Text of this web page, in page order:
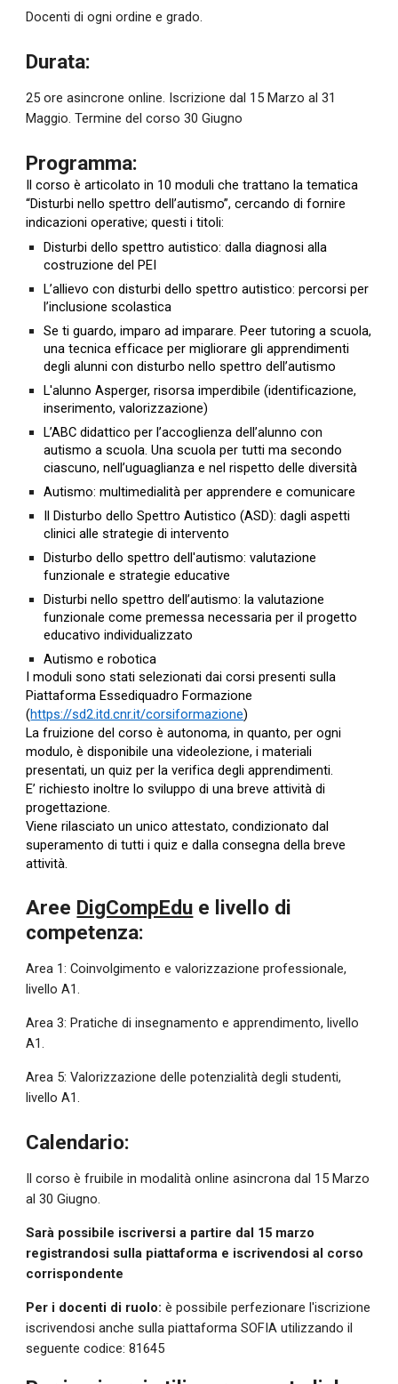
Docenti di ogni ordine e grado.
Durata:
25 ore asincrone online. Iscrizione dal 15 Marzo al 31
Maggio. Termine del corso 30 Giugno
Programma:
Il corso è articolato in 10 moduli che trattano la tematica
“Disturbi nello spettro dell’autismo”, cercando di fornire
indicazioni operative; questi i titoli:
Disturbi dello spettro autistico: dalla diagnosi alla
costruzione del PEI
L’allievo con disturbi dello spettro autistico: percorsi per
l’inclusione scolastica
Se ti guardo, imparo ad imparare. Peer tutoring a scuola,
una tecnica efficace per migliorare gli apprendimenti
degli alunni con disturbo nello spettro dell’autismo
L'alunno Asperger, risorsa imperdibile (identificazione,
inserimento, valorizzazione)
L’ABC didattico per l’accoglienza dell’alunno con
autismo a scuola. Una scuola per tutti ma secondo
ciascuno, nell’uguaglianza e nel rispetto delle diversità
Autismo: multimedialità per apprendere e comunicare
Il Disturbo dello Spettro Autistico (ASD): dagli aspetti
clinici alle strategie di intervento
Disturbo dello spettro dell'autismo: valutazione
funzionale e strategie educative
Disturbi nello spettro dell’autismo: la valutazione
funzionale come premessa necessaria per il progetto
educativo individualizzato
Autismo e robotica
I moduli sono stati selezionati dai corsi presenti sulla
Piattaforma Essediquadro Formazione
(https://sd2.itd.cnr.it/corsiformazione)
La fruizione del corso è autonoma, in quanto, per ogni
modulo, è disponibile una videolezione, i materiali
presentati, un quiz per la verifica degli apprendimenti.
E’ richiesto inoltre lo sviluppo di una breve attività di
progettazione.
Viene rilasciato un unico attestato, condizionato dal
superamento di tutti i quiz e dalla consegna della breve
attività.
Aree DigCompEdu e livello di
competenza:
Area 1: Coinvolgimento e valorizzazione professionale,
livello A1.
Area 3: Pratiche di insegnamento e apprendimento, livello
A1.
Area 5: Valorizzazione delle potenzialità degli studenti,
livello A1.
Calendario:
Il corso è fruibile in modalità online asincrona dal 15 Marzo
al 30 Giugno.
Sarà possibile iscriversi a partire dal 15 marzo
registrandosi sulla piattaforma e iscrivendosi al corso
corrispondente
Per i docenti di ruolo: è possibile perfezionare l'iscrizione
iscrivendosi anche sulla piattaforma SOFIA utilizzando il
seguente codice: 81645